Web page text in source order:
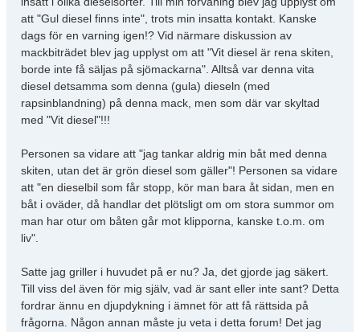
att "Gul diesel finns inte", trots min insatta kontakt. Kanske
dags för en varning igen!? Vid närmare diskussion av
mackbiträdet blev jag upplyst om att "Vit diesel är rena skiten,
borde inte få säljas på sjömackarna". Alltså var denna vita
diesel detsamma som denna (gula) dieseln (med
rapsinblandning) på denna mack, men som där var skyltad
med "Vit diesel"!!!
Personen sa vidare att "jag tankar aldrig min båt med denna
skiten, utan det är grön diesel som gäller"! Personen sa vidare
att "en dieselbil som får stopp, kör man bara åt sidan, men en
båt i oväder, då handlar det plötsligt om om stora summor om
man har otur om båten går mot klipporna, kanske t.o.m. om
liv".
Satte jag griller i huvudet på er nu? Ja, det gjorde jag säkert.
Till viss del även för mig själv, vad är sant eller inte sant? Detta
fordrar ännu en djupdykning i ämnet för att få rättsida på
frågorna. Någon annan måste ju veta i detta forum! Det jag